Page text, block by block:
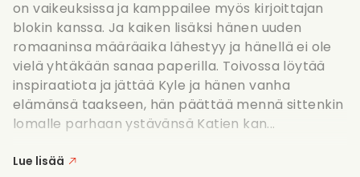
on vaikeuksissa ja kamppailee myös kirjoittajan
blokin kanssa. Ja kaiken lisäksi hänen uuden
romaaninsa määräaika lähestyy ja hänellä ei ole
vielä yhtäkään sanaa paperilla. Toivossa löytää
inspiraatiota ja jättää Kyle ja hänen vanha
elämänsä taakseen, hän päättää mennä sittenkin
lomalle parhaan ystävänsä Katien kan...
Lue lisää